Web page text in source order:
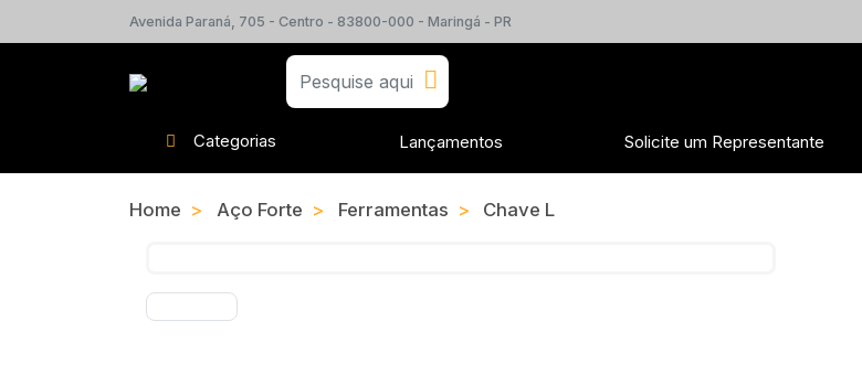
Avenida Paraná, 705 - Centro - 83800-000 - Maringá - PR
Categorias Lançamentos Solicite um Representante
Home Aço Forte Ferramentas Chave L